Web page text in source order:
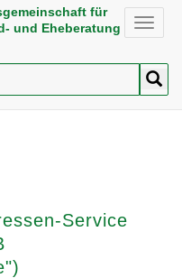
Toggle
für
und Eheberatung
Service